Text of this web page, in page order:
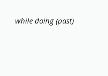
while doing (past)